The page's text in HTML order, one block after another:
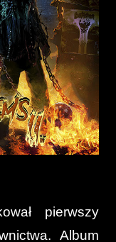
pierwszy
Album